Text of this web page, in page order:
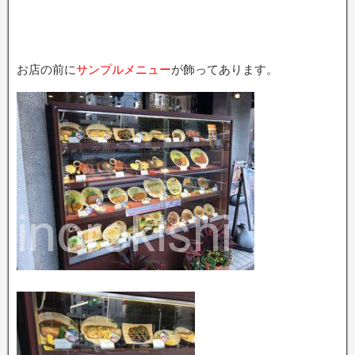
お店の前にサンプルメニューが飾ってあります。